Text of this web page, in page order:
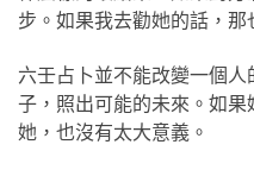
步。如果我去勸她的話，那
六壬占卜並不能改變一個
子，照出可能的未來。如
她，也沒有太大意義。